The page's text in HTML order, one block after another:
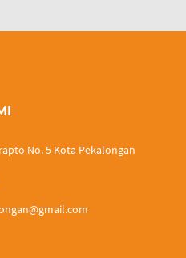
No. 5 Kota Pekalongan